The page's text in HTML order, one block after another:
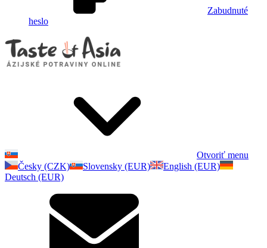
Zabudnuté
heslo
Otvoriť menu
Česky (CZK)
Slovensky (EUR)
English (EUR)
Deutsch (EUR)